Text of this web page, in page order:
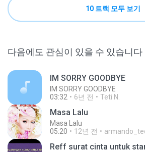
10 트랙 모두 보기
다음에도 관심이 있을 수 있습니다
IM SORRY GOODBYE
IM SORRY GOODBYE
03:32
6년 전 Teti N.
Masa Lalu
Masa Lalu
05:20
12년 전
Reff surat cinta untuk